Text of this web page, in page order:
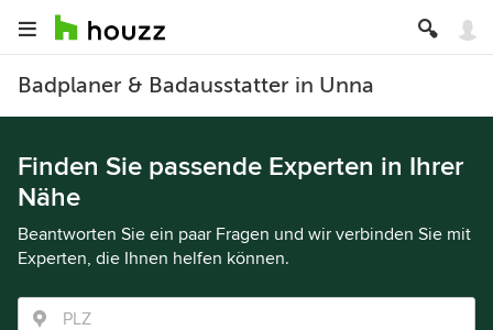
Badplaner & Badausstatter in Unna
Finden Sie passende Experten in Ihrer
Nähe
Beantworten Sie ein paar Fragen und wir verbinden Sie mit
Experten, die Ihnen helfen können.